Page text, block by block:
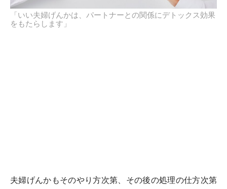
「いい夫婦げんかは、パートナーとの関係にデトックス効果
をもたらします」
夫婦げんかもそのやり方次第、その後の処理の仕方次第